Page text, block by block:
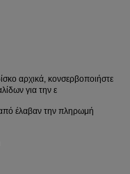
αρχικά, κονσερβοποιήστε
για την ε
έλαβαν την πληρωμή